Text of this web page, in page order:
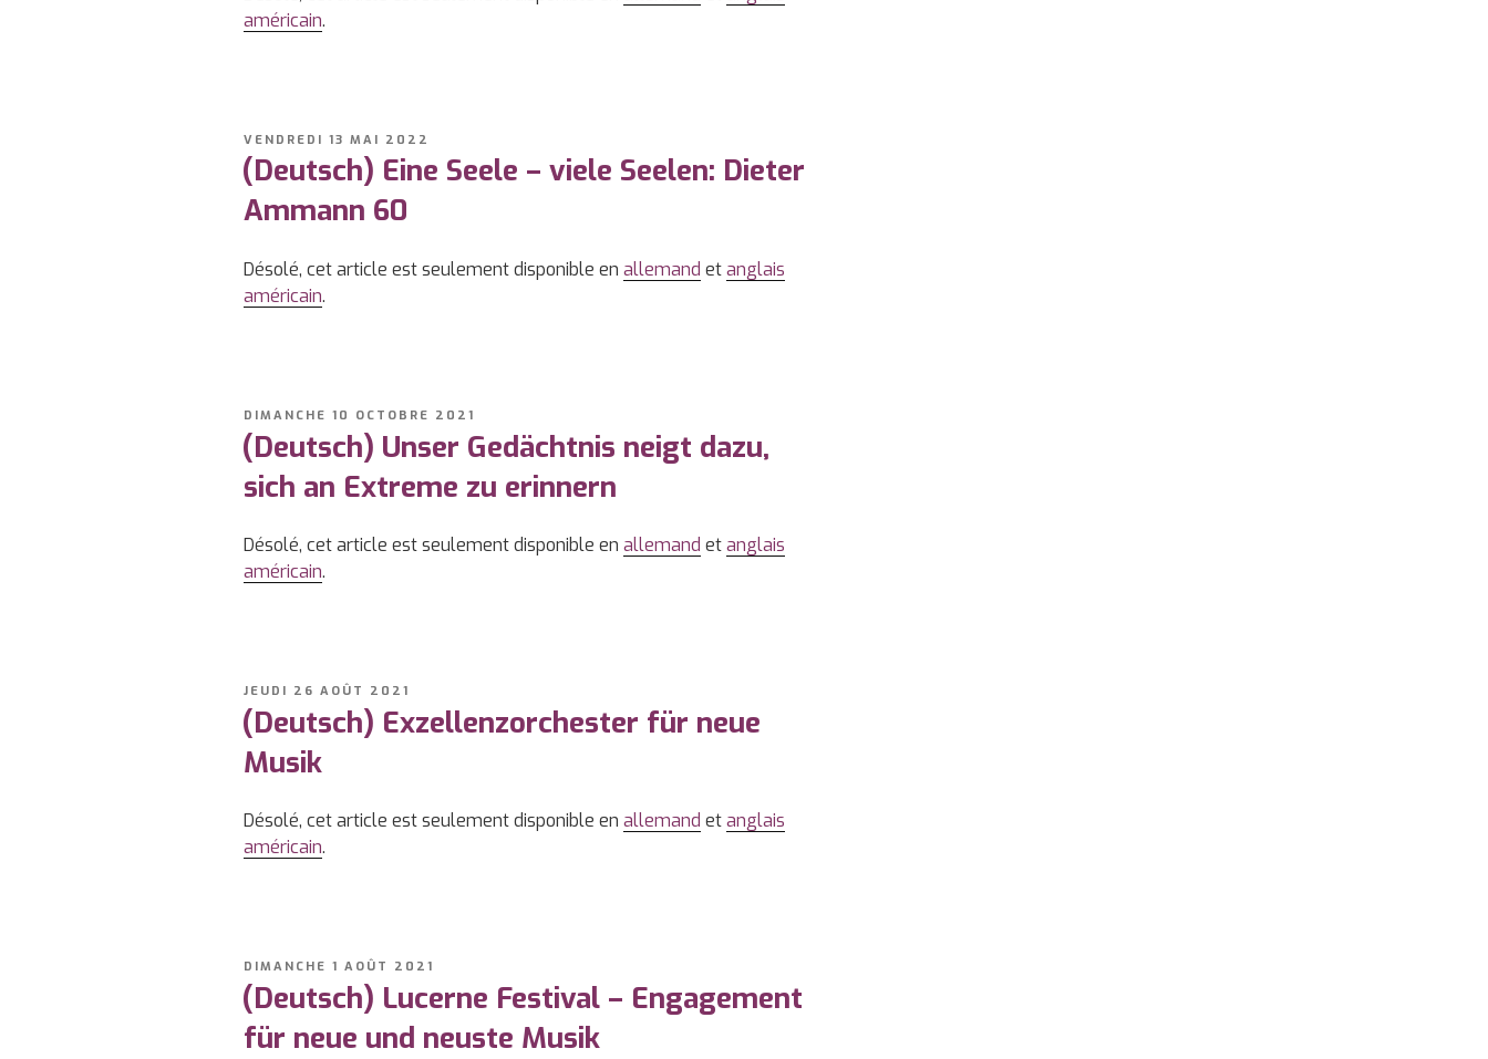
américain.
PUBLIÉ
LE
VENDREDI 13 MAI 2022
(Deutsch) Eine Seele – viele Seelen: Dieter
Ammann 60
Désolé, cet article est seulement disponible en allemand etanglais
américain.
PUBLIÉ
LE
DIMANCHE 10 OCTOBRE 2021
(Deutsch) Unser Gedächtnis neigt dazu,
sich an Extreme zu erinnern
Désolé, cet article est seulement disponible en allemand etanglais
américain.
PUBLIÉ
LE
JEUDI 26 AOÛT 2021
(Deutsch) Exzellenzorchester für neue
Musik
Désolé, cet article est seulement disponible en allemand etanglais
américain.
PUBLIÉ
LE
DIMANCHE 1 AOÛT 2021
(Deutsch) Lucerne Festival – Engagement
für neue und neuste Musik